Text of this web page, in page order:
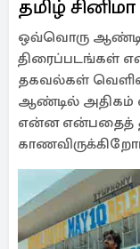
தமிழ் சினிமா
ஒவ்வொரு ஆண்டின்
திரைப்படங்கள்
தகவல்கள்
ஆண்டில் அதிகம்
என்ன என்பதைத்